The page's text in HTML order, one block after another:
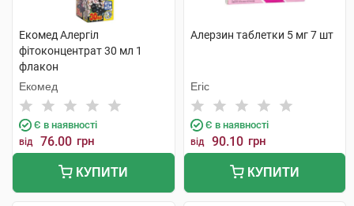
Екомед Алергіл
фітоконцентрат 30 мл 1
флакон
Екомед
Є в наявності
від 76.00 грн
КУПИТИ
Алерзин таблетки 5 мг 7 шт
Егіс
Є в наявності
від 90.10 грн
КУПИТИ